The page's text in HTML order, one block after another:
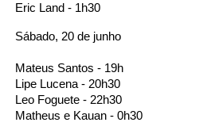
Eric Land - 1h30
Sábado, 20 de junho
Mateus Santos - 19h
Lipe Lucena - 20h30
Leo Foguete - 22h30
Matheus e Kauan - 0h30